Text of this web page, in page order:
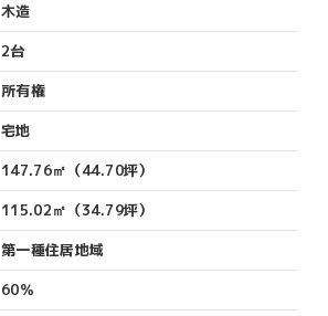
木造
2台
所有権
宅地
147.76㎡（44.70坪）
115.02㎡（34.79坪）
第一種住居地域
60％